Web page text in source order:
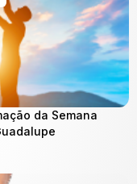
da Semana